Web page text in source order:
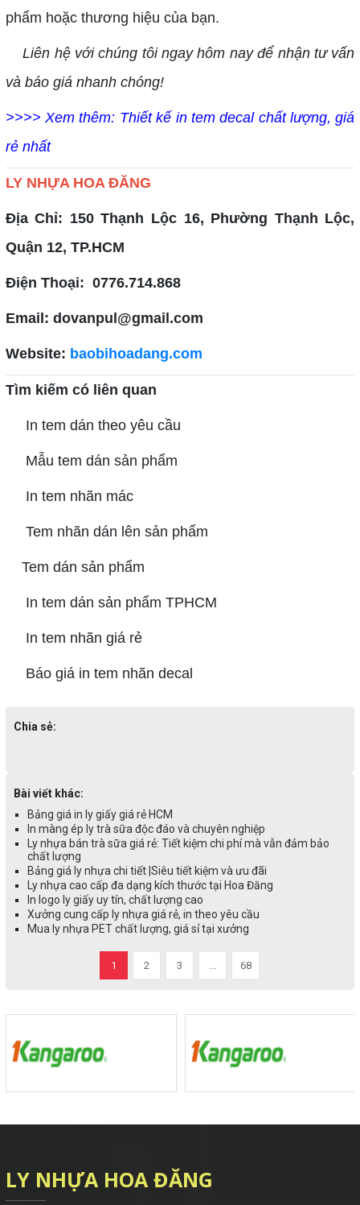
phẩm hoặc thương hiệu của bạn.
Liên hệ với chúng tôi ngay hôm nay để nhận tư vấn
và báo giá nhanh chóng!
>>>> Xem thêm: Thiết kế in tem decal chất lượng, giá
rẻ nhất
LY NHỰA HOA ĐĂNG
Địa Chỉ: 150 Thạnh Lộc 16, Phường Thạnh Lộc,
Quận 12, TP.HCM
Điện Thoại: 0776.714.868
Email: dovanpul@gmail.com
Website: baobihoadang.com
Tìm kiếm có liên quan
In tem dán theo yêu cầu
Mẫu tem dán sản phẩm
In tem nhãn mác
Tem nhãn dán lên sản phẩm
Tem dán sản phẩm
In tem dán sản phẩm TPHCM
In tem nhãn giá rẻ
Báo giá in tem nhãn decal
Chia sẻ:
Bài viết khác:
Bảng giá in ly giấy giá rẻ HCM
In màng ép ly trà sữa độc đáo và chuyên nghiệp
Ly nhựa bán trà sữa giá rẻ: Tiết kiệm chi phí mà vẫn đảm bảo
chất lượng
Bảng giá ly nhựa chi tiết |Siêu tiết kiệm và ưu đãi
Ly nhựa cao cấp đa dạng kích thước tại Hoa Đăng
In logo ly giấy uy tín, chất lượng cao
Xưởng cung cấp ly nhựa giá rẻ, in theo yêu cầu
Mua ly nhựa PET chất lượng, giá sỉ tại xưởng
1 2 3 ... 68
LY NHỰA HOA ĐĂNG